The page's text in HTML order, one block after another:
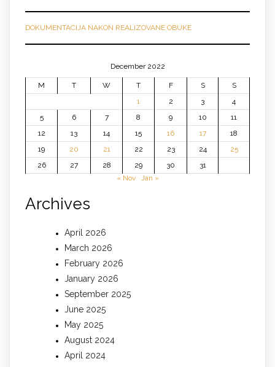
DOKUMENTACIJA NAKON REALIZOVANE OBUKE
December 2022
M T W T F S
S
1
2 3
4
5
6 7 8 9 10
11
12
13 14 15 16 17
18
19
20 21 22 23 24
25
26
27 28 29 30
31
« Nov
Jan »
Archives
April 2026
March 2026
February 2026
January 2026
September 2025
June 2025
May 2025
August 2024
April 2024